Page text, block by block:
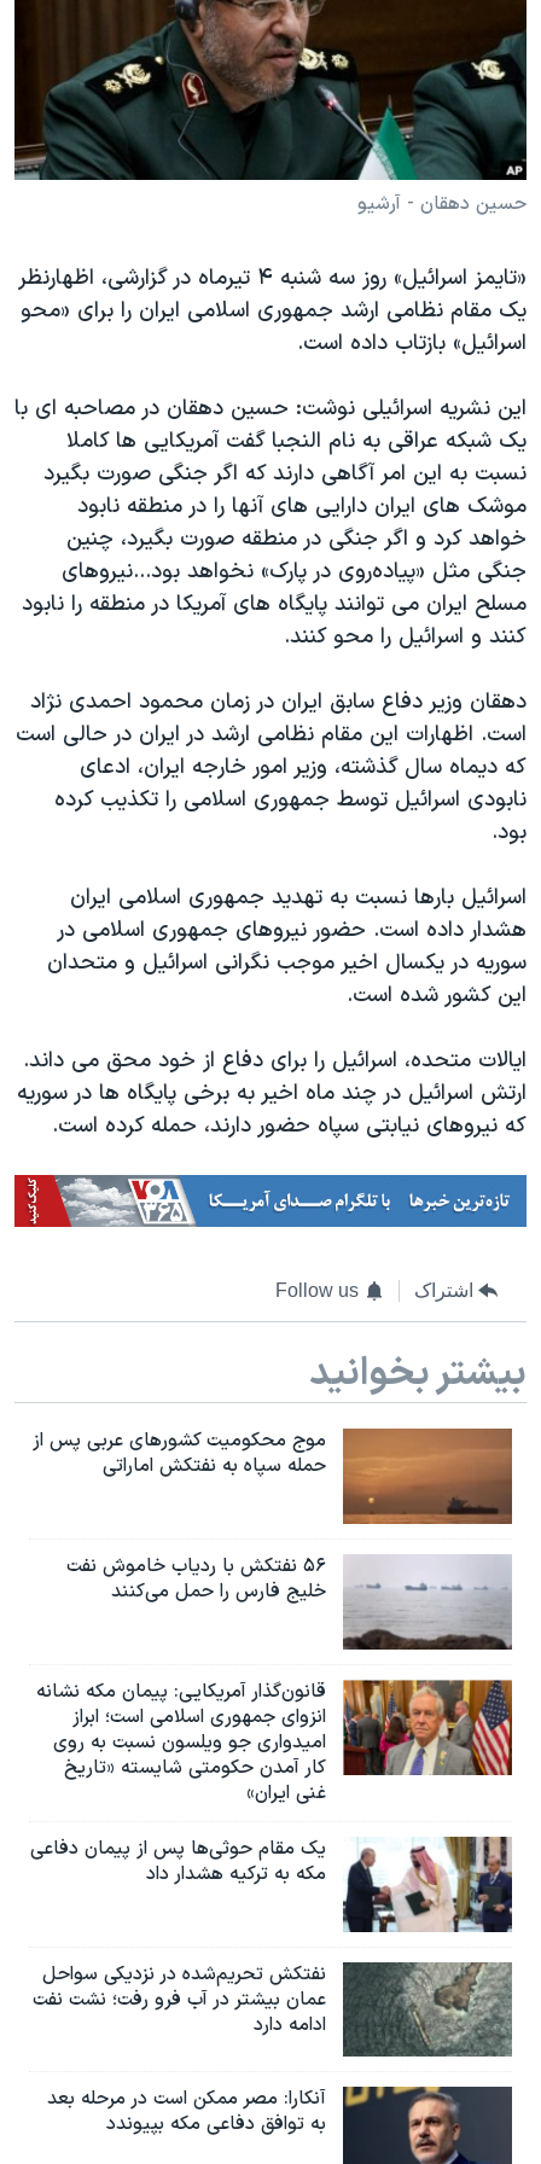
حقوق شهروندی
اقتصادی
علم و فناوری
اسرائیل در جنگ
آرشیو پخش زنده
انتخابات ریاست جمهوری آمریکا ۲۰۲۴
حمله جمهوری اسلامی به اسرائیل
رمز مهسا
ورزش زنان در ایران
مجموعه مستندهای دادخواهی
تریبونال مردمی آبان ۹۸
چهل سال گروگان‌گیری
قانون شفافیت دارائی کادر رهبری ایران
اعتراضات مردمی آبان ۹۸
اسرائیل در جنگ
نرگس محمدی برنده جایزه نوبل صلح
همایش محافظه‌کاران آمریکا «سی‌پک»
سفر پرزیدنت ترامپ به چین
زبانهای مختلف
حسین دهقان - آرشیو
«تایمز اسرائیل» روز سه شنبه ۴ تیرماه در گزارشی، اظهارنظر
یک مقام نظامی ارشد جمهوری اسلامی ایران را برای «محو
اسرائیل» بازتاب داده است.
این نشریه اسرائیلی نوشت: حسین دهقان در مصاحبه ای با
یک شبکه عراقی به نام النجبا گفت آمریکایی ها کاملا
نسبت به این امر آگاهی دارند که اگر جنگی صورت بگیرد
موشک های ایران دارایی های آنها را در منطقه نابود
خواهد کرد و اگر جنگی در منطقه صورت بگیرد، چنین
جنگی مثل «پیاده‌روی در پارک» نخواهد بود...نیروهای
مسلح ایران می توانند پایگاه های آمریکا در منطقه را نابود
کنند و اسرائیل را محو کنند.
دهقان وزیر دفاع سابق ایران در زمان محمود احمدی نژاد
است. اظهارات این مقام نظامی ارشد در ایران در حالی است
که دیماه سال گذشته، وزیر امور خارجه ایران، ادعای
نابودی اسرائیل توسط جمهوری اسلامی را تکذیب کرده
بود.
اسرائیل بارها نسبت به تهدید جمهوری اسلامی ایران
هشدار داده است. حضور نیروهای جمهوری اسلامی در
سوریه در یکسال اخیر موجب نگرانی اسرائیل و متحدان
این کشور شده است.
ایالات متحده، اسرائیل را برای دفاع از خود محق می داند.
ارتش اسرائیل در چند ماه اخیر به برخی پایگاه ها در سوریه
که نیروهای نیابتی سپاه حضور دارند، حمله کرده است.
اشتراک Follow us
بیشتر بخوانید
موج محکومیت کشورهای عربی پس از
حمله سپاه به نفتکش اماراتی
۵۶ نفتکش با ردیاب خاموش نفت
خلیج فارس را حمل می‌کنند
قانون‌گذار آمریکایی: پیمان مکه نشانه
انزوای جمهوری اسلامی است؛ ابراز
امیدواری جو ویلسون نسبت به روی
کار آمدن حکومتی شایسته «تاریخ
غنی ایران»
یک مقام حوثی‌ها پس از پیمان دفاعی
مکه به ترکیه هشدار داد
نفتکش تحریم‌شده در نزدیکی سواحل
عمان بیشتر در آب فرو رفت؛ نشت نفت
ادامه دارد
آنکارا: مصر ممکن است در مرحله بعد
به توافق دفاعی مکه بپیوندد